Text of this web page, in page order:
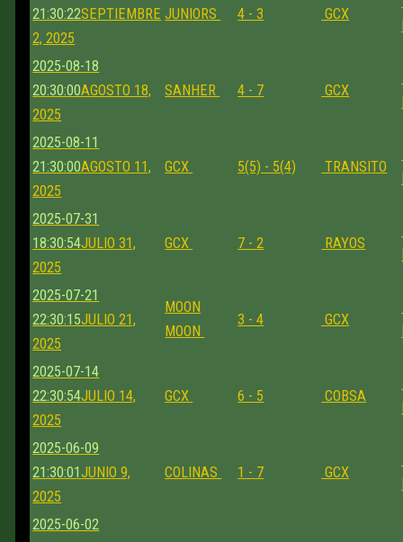
21:30:22SEPTIEMBRE
2, 2025
JUNIORS 4 - 3 GCX
2025-08-18
20:30:00AGOSTO 18,
2025
SANHER 4 - 7 GCX
2025-08-11
21:30:00AGOSTO 11,
2025
GCX 5(5) - 5(4) TRANSITO
2025-07-31
18:30:54JULIO 31,
2025
GCX 7 - 2 RAYOS
2025-07-21
22:30:15JULIO 21,
2025
MOON
MOON
3 - 4 GCX
2025-07-14
22:30:54JULIO 14,
2025
GCX 6 - 5 COBSA
2025-06-09
21:30:01JUNIO 9,
2025
COLINAS 1 - 7 GCX
2025-06-02